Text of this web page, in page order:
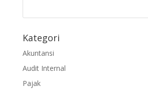
Kategori
Akuntansi
Audit Internal
Pajak